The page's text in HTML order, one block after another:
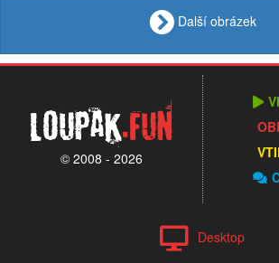
Další obrázek
Loupak.fun
© 2008 - 2026
Desktop